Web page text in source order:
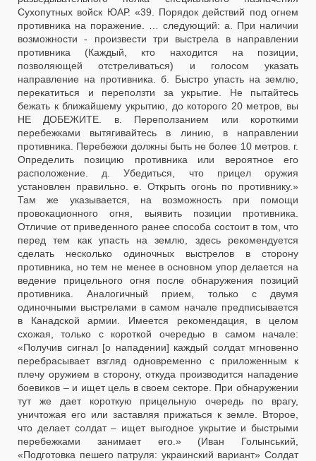
Сухопутных войск ЮАР. «39. Порядок действий под огнем
противника на поражение. … следующий: а. При наличии
возможности - произвести три выстрела в направлении
противника (Каждый, кто находится на позиции,
позволяющей отстреливаться) и голосом указать
направление на противника. б. Быстро упасть на землю,
перекатиться и переползти за укрытие. Не пытайтесь
бежать к ближайшему укрытию, до которого 20 метров, вы
НЕ ДОБЕЖИТЕ. в. Переползанием или короткими
перебежками вытягивайтесь в линию, в направлении
противника. Перебежки должны быть не более 10 метров. г.
Определить позицию противника или вероятное его
расположение. д. Убедиться, что прицел оружия
установлен правильно. е. Открыть огонь по противнику.»
Там же указывается, на возможность при помощи
провокационного огня, выявить позиции противника.
Отличие от приведенного ранее способа состоит в том, что
перед тем как упасть на землю, здесь рекомендуется
сделать несколько одиночных выстрелов в сторону
противника, но тем не менее в основном упор делается на
ведение прицельного огня после обнаружения позиций
противника. Аналогичный прием, только с двумя
одиночными выстрелами в самом начале предписывается
в Канадской армии. Имеется рекомендация, в целом
схожая, только с короткой очередью в самом начале:
«Получив сигнал [о нападении] каждый солдат мгновенно
перебрасывает взгляд одновременно с приложенным к
плечу оружием в сторону, откуда производится нападение
боевиков – и ищет цель в своем секторе. При обнаружении
тут же дает короткую прицельную очередь по врагу,
уничтожая его или заставляя прижаться к земле. Второе,
что делает солдат – ищет выгодное укрытие и быстрыми
перебежками занимает его.» (Иван Голынський,
«Подготовка пешего патруля: украинский вариант» Солдат